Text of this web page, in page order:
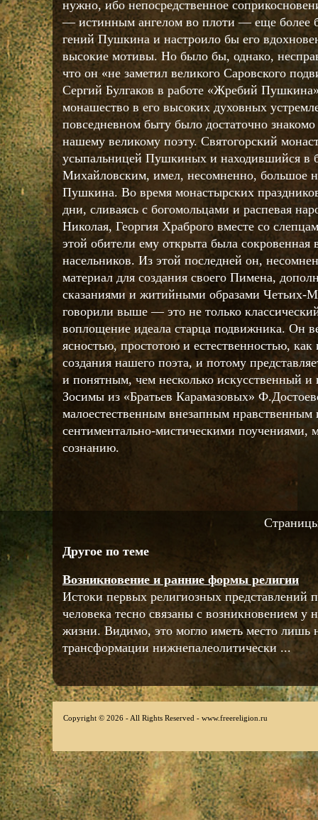
нужно, ибо непосредственное
— истинным ангелом во плоти — еще более
гений Пушкина и настроило бы его
высокие мотивы. Но было бы, однако,
что он «не заметил великого Саровского
Сергий Булгаков в работе «Жребий
монашество в его высоких духовных
повседневном быту было достаточно
нашему великому поэту. Святогорский
усыпальницей Пушкиных и находившийся в
Михайловским, имел, несомненно, большое
Пушкина. Во время монастырских
дни, сливаясь с богомольцами и распевая
Николая, Георгия Храброго вместе со
этой обители ему открыта была сокровенная
насельников. Из этой последней он,
материал для создания своего Пимена,
сказаниями и житийными образами
говорили выше — это не только
воплощение идеала старца подвижника. Он
ясностью, простотою и естественностью, как
создания нашего поэта, и потому
и понятным, чем несколько искусственный
Зосимы из «Братьев Карамазовых»
малоестественным внезапным нравственным
сентиментально-мистическими поучениями,
сознанию.
Другое по теме
Возникновение и ранние формы религии
Истоки первых религиозных представлений
человека тесно связаны с возникновением
жизни. Видимо, это могло иметь место лишь
трансформации нижнепалеолитически ...
Copyright © 2026 - All Rights Reserved - www.freereligion.ru